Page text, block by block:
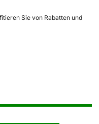
Sie von Rabatten und